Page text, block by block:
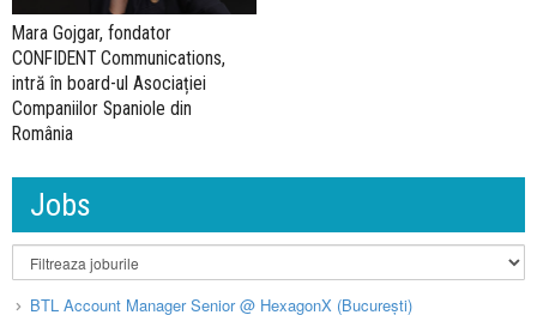
Mara Gojgar, fondator
CONFIDENT Communications,
intră în board-ul Asociației
Companiilor Spaniole din
România
Jobs
BTL Account Manager Senior @ HexagonX (București)